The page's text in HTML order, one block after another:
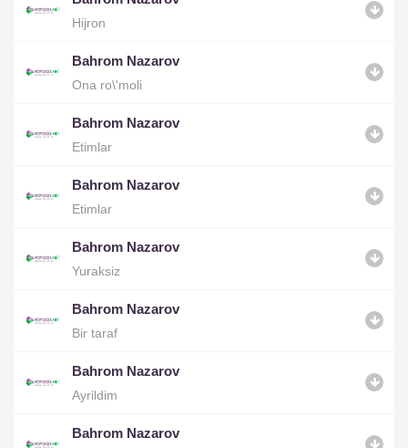
Hijron
Bahrom Nazarov
Ona ro\'moli
Bahrom Nazarov
Etimlar
Bahrom Nazarov
Etimlar
Bahrom Nazarov
Yuraksiz
Bahrom Nazarov
Bir taraf
Bahrom Nazarov
Ayrildim
Bahrom Nazarov